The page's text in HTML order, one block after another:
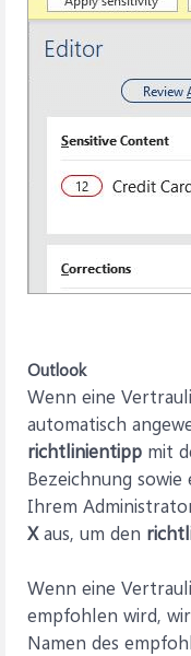
Outlook
Wenn eine
automatisch
richtlinientipp mit
Bezeichnung
Ihrem
Xaus, um den
Wenn eine
empfohlen wird,
Namen des